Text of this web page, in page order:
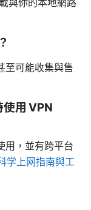
至可能收集與售
用 VPN
用，並有跨平台
学上网指南與工